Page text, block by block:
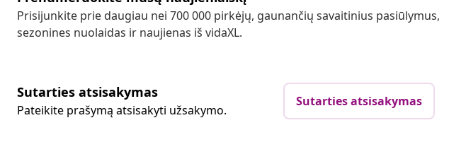
Prisijunkite prie daugiau nei 700 000 pirkėjų, gaunančių savaitinius pasiūlymus,
sezonines nuolaidas ir naujienas iš vidaXL.
Sutarties atsisakymas
Pateikite prašymą atsisakyti užsakymo.
Sutarties atsisakymas